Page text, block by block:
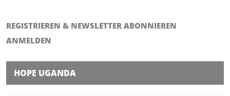
REGISTRIEREN & NEWSLETTER ABONNIEREN
ANMELDEN
HOPE UGANDA